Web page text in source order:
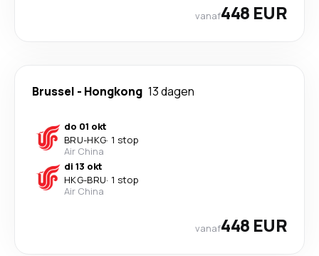
vanaf448 EUR
Brussel - Hongkong 13 dagen
do 01 okt
BRU-HKG· 1 stop
Air China
di 13 okt
HKG-BRU· 1 stop
Air China
vanaf448 EUR